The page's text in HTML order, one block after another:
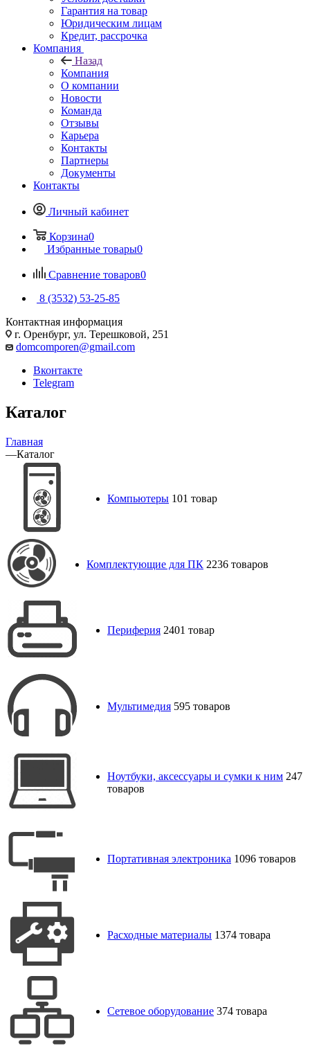
Гарантия на товар
Юридическим лицам
Кредит, рассрочка
Компания
Назад
Компания
О компании
Новости
Команда
Отзывы
Карьера
Контакты
Партнеры
Документы
Контакты
Личный кабинет
Корзина0
Избранные товары0
Сравнение товаров0
8 (3532) 53-25-85
Контактная информация
г. Оренбург, ул. Терешковой, 251
domcomporen@gmail.com
Вконтакте
Telegram
Каталог
Главная
—Каталог
Компьютеры 101 товар
Комплектующие для ПК 2236 товаров
Периферия 2401 товар
Мультимедия 595 товаров
Ноутбуки, аксессуары и сумки к ним 247
товаров
Портативная электроника 1096 товаров
Расходные материалы 1374 товара
Сетевое оборудование 374 товара